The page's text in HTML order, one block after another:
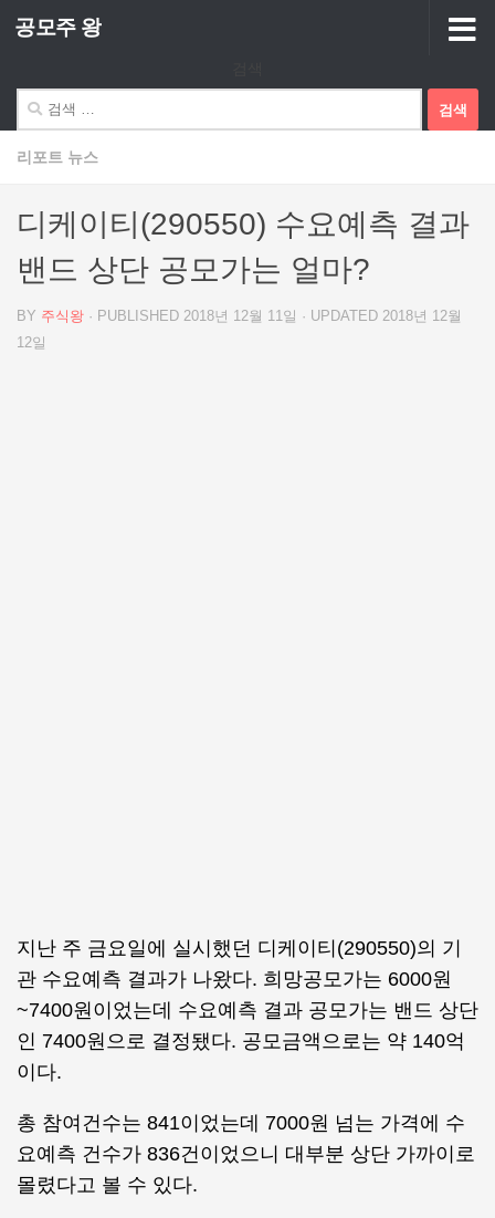
Skip to content
공모주 왕
색:
리포트 뉴스
디케이티(290550) 수요예측 결과
밴드 상단 공모가는 얼마?
BY 주식왕 · PUBLISHED 2018년 12월 11일 · UPDATED 2018년 12월
12일
지난 주 금요일에 실시했던 디케이티(290550)의 기
관 수요예측 결과가 나왔다. 희망공모가는 6000원
~7400원이었는데 수요예측 결과 공모가는 밴드 상단
인 7400원으로 결정됐다. 공모금액으로는 약 140억
이다.
총 참여건수는 841이었는데 7000원 넘는 가격에 수
요예측 건수가 836건이었으니 대부분 상단 가까이로
몰렸다고 볼 수 있다.